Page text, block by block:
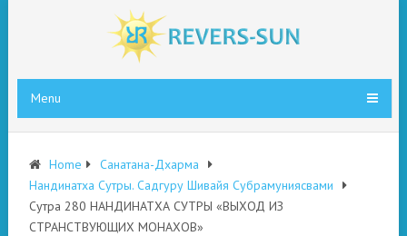
Menu
Home
Санатана-Дхарма
Нандинатха Сутры. Садгуру Шивайя Субрамуниясвами
Сутра 280 НАНДИНАТХА СУТРЫ «ВЫХОД ИЗ
СТРАНСТВУЮЩИХ МОНАХОВ»